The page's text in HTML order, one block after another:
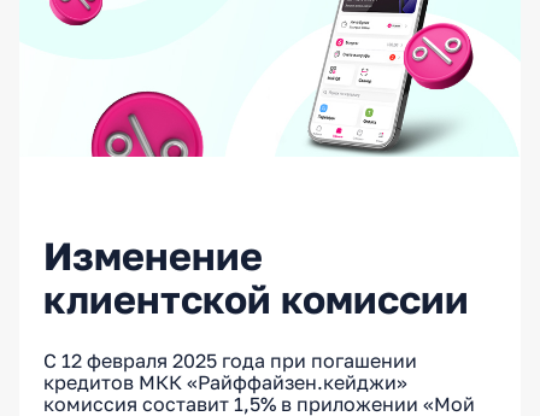
Изменение
клиентской комиссии
С 12 февраля 2025 года при погашении
кредитов МКК «Райффайзен.кейджи»
комиссия составит 1,5% в приложении «Мой